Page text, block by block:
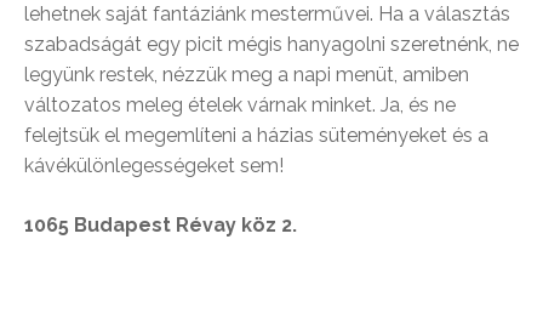
lehetnek saját fantáziánk mesterművei. Ha a választás
szabadságát egy picit mégis hanyagolni szeretnénk, ne
legyünk restek, nézzük meg a napi menüt, amiben
változatos meleg ételek várnak minket. Ja, és ne
felejtsük el megemlíteni a házias süteményeket és a
kávékülönlegességeket sem!
1065 Budapest Révay köz 2.